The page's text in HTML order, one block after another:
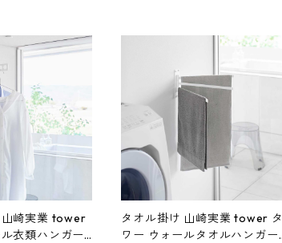
崎実業 tower
衣類ハンガー
タオル掛け 山崎実業 tower タ
ワー ウォールタオルハンガー